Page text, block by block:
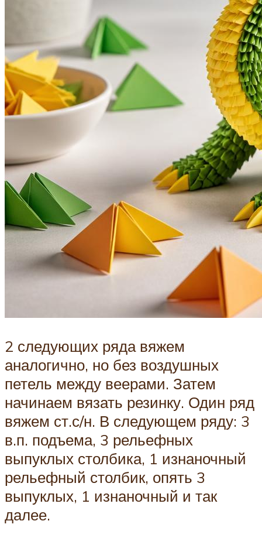
2 следующих ряда вяжем
аналогично, но без воздушных
петель между веерами. Затем
начинаем вязать резинку. Один ряд
вяжем ст.с/н. В следующем ряду: 3
в.п. подъема, 3 рельефных
выпуклых столбика, 1 изнаночный
рельефный столбик, опять 3
выпуклых, 1 изнаночный и так
далее.